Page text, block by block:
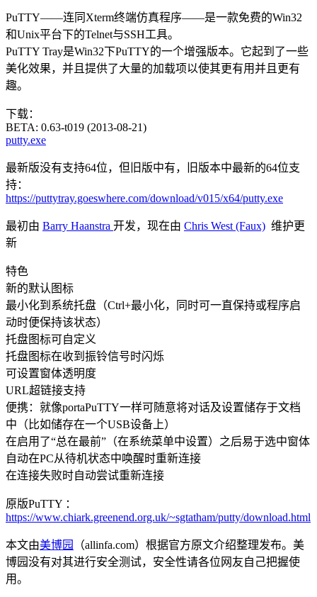
PuTTY——连同Xterm终端仿真程序——是一款免费的Win32
和Unix平台下的Telnet与SSH工具。
PuTTY Tray是Win32下PuTTY的一个增强版本。它起到了一些
美化效果，并且提供了大量的加载项以使其更有用并且更有
趣。
下载：
BETA: 0.63-t019 (2013-08-21)
putty.exe
最新版没有支持64位，但旧版中有，旧版本中最新的64位支
持：
https://puttytray.goeswhere.com/download/v015/x64/putty.exe
最初由 Barry Haanstra 开发，现在由 Chris West (Faux) 维护更
新
特色
新的默认图标
最小化到系统托盘（Ctrl+最小化，同时可一直保持或程序启
动时便保持该状态）
托盘图标可自定义
托盘图标在收到振铃信号时闪烁
可设置窗体透明度
URL超链接支持
便携：就像portaPuTTY一样可随意将对话及设置储存于文档
中（比如储存在一个USB设备上）
在启用了“总在最前”（在系统菜单中设置）之后易于选中窗体
自动在PC从待机状态中唤醒时重新连接
在连接失败时自动尝试重新连接
原版PuTTY ：
https://www.chiark.greenend.org.uk/~sgtatham/putty/download.html
本文由美博园
（allinfa.com）根据官方原文介绍整理发布。美
博园没有对其进行安全测试，安全性请各位网友自己把握使
用。